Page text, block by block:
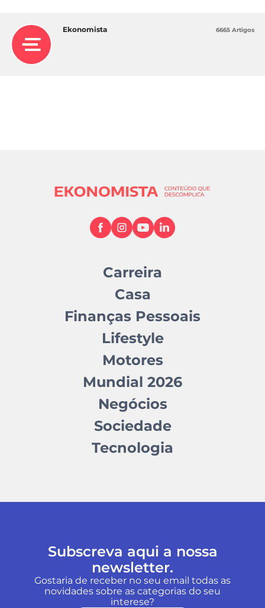
Ekonomista 6665 Artigos
Carreira
Casa
Finanças Pessoais
Lifestyle
Motores
Mundial 2026
Negócios
Sociedade
Tecnologia
Subscreva aqui a nossa
newsletter.
Gostaria de receber no seu email todas as
novidades sobre as categorias do seu
interese?